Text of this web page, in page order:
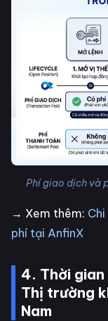
Phí giao dịch và
→ Xem thêm:
phí tại AnfinX
4. Thời
Thị trường
Nam